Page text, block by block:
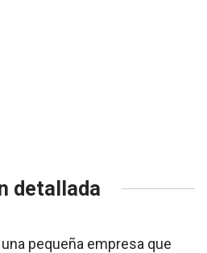
detallada
pequeña empresa que